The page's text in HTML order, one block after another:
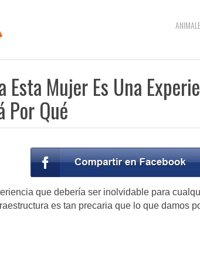
Esta Mujer Es Una
Por Qué
que debería ser inolvidable para
es tan precaria que lo que damos